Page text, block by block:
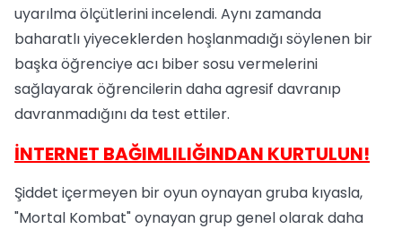
uyarılma ölçütlerini incelendi. Aynı zamanda
baharatlı yiyeceklerden hoşlanmadığı söylenen bir
başka öğrenciye acı biber sosu vermelerini
sağlayarak öğrencilerin daha agresif davranıp
davranmadığını da test ettiler.
İNTERNET BAĞIMLILIĞINDAN KURTULUN!
Şiddet içermeyen bir oyun oynayan gruba kıyasla,
"Mortal Kombat" oynayan grup genel olarak daha